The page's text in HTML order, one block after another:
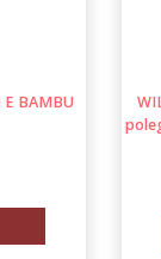
E BAMBU